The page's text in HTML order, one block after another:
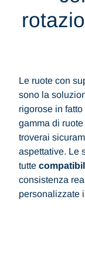
Le ruote con
sono la
rigorose in fatto
gamma di
troverai
aspettative. Le
tutte
consistenza
personalizzate